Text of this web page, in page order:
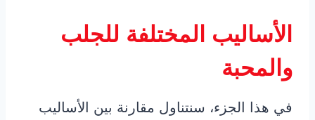
الأساليب المختلفة للجلب
والمحبة
في هذا الجزء، سنتناول مقارنة بين الأساليب